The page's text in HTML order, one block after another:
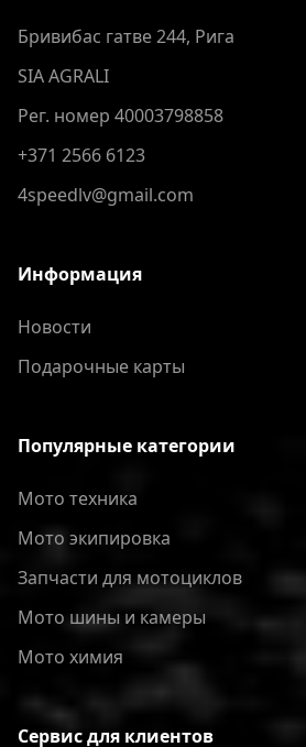
Бривибас гатве 244, Рига
SIA AGRALI
Рег. номер 40003798858
+371 2566 6123
4speedlv@gmail.com
Информация
Новости
Подарочные карты
Популярные категории
Мото техника
Мото экипировка
Запчасти для мотоциклов
Мото шины и камеры
Мото химия
Сервис для клиентов